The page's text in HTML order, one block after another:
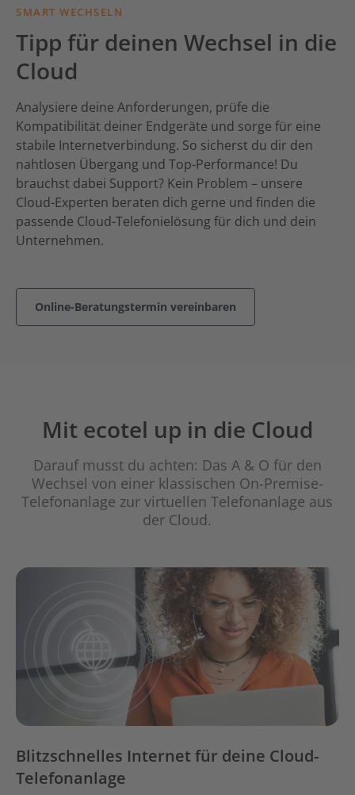
SMART WECHSELN
Tipp für deinen Wechsel in die
Cloud
Analysiere deine Anforderungen, prüfe die
Kompatibilität deiner Endgeräte und sorge für eine
stabile Internetverbindung. So sicherst du dir den
nahtlosen Übergang und Top-Performance! Du
brauchst dabei Support? Kein Problem – unsere
Cloud-Experten beraten dich gerne und finden die
passende Cloud-Telefonielösung für dich und dein
Unternehmen.
Online-Beratungstermin vereinbaren
Mit ecotel up in die Cloud
Darauf musst du achten: Das A & O für den
Wechsel von einer klassischen On-Premise-
Telefonanlage zur virtuellen Telefonanlage aus
der Cloud.
Blitzschnelles Internet für deine Cloud-
Telefonanlage